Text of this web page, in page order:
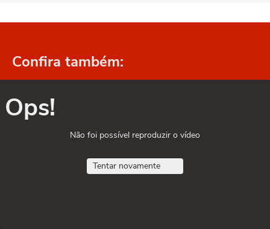
Confira também:
Ops!
Não foi possível reproduzir o vídeo
Tentar novamente